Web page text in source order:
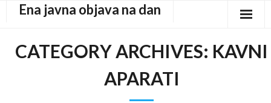
Ena javna objava na dan
CATEGORY ARCHIVES: KAVNI
APARATI